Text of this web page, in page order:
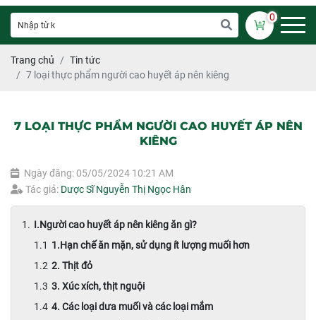
0
Trang chủ
Tin tức
7 loại thực phẩm người cao huyết áp nên kiêng
7 LOẠI THỰC PHẨM NGƯỜI CAO HUYẾT ÁP NÊN
KIÊNG
Ngày đăng: 05/05/2024 10:21 AM
Tác giả: Dược Sĩ Nguyễn Thị Ngọc Hân
I.Người cao huyết áp nên kiêng ăn gì?
1.Hạn chế ăn mặn, sử dụng ít lượng muối hơn
2. Thịt đỏ
3. Xúc xích, thịt nguội
4. Các loại dưa muối và các loại mắm